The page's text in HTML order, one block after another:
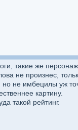
такие же
не произнес,
но не имбецилы уж
картину.
такой рейтинг.